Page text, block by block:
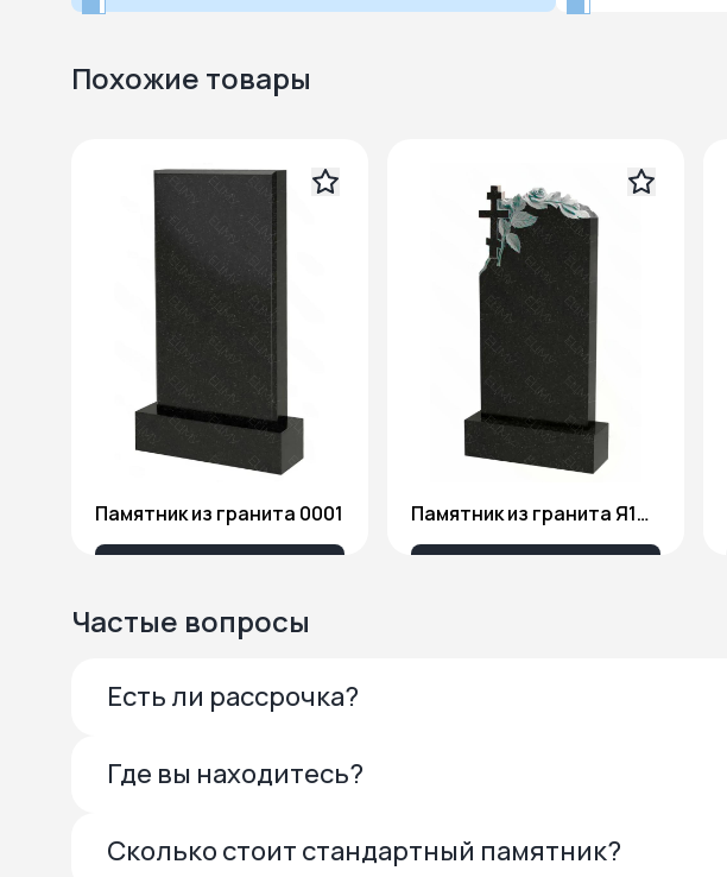
Похожие товары
Памятник из гранита 0001 Памятник из гранита Я1806
Частые вопросы
Есть ли рассрочка?
Где вы находитесь?
Сколько стоит стандартный памятник?